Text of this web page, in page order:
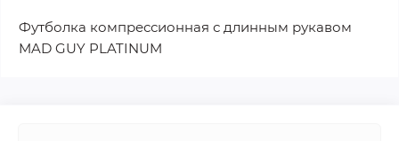
Футболка компрессионная с длинным рукавом
MAD GUY PLATINUM